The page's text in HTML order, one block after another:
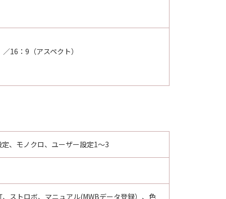
16：9（アスペクト）
、モノクロ、ユーザー設定1～3
ストロボ、マニュアル(MWBデータ登録）、色